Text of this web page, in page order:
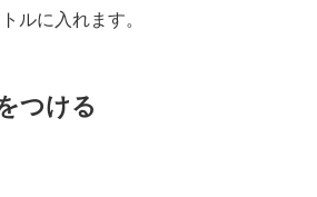
ルに入れます。
つける